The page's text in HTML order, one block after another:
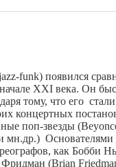
funk) появился
XXI века. Он
тому, что его
концертных
поп-звезды
мн.др.) Основателями
как Бобби
(Brian